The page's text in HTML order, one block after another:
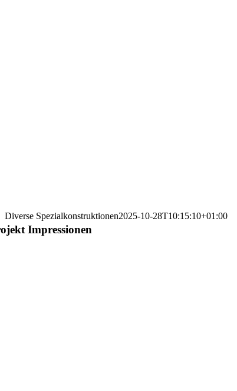
Diverse Spezialkonstruktionen2025-10-28T10:15:10+01:00
Impressionen